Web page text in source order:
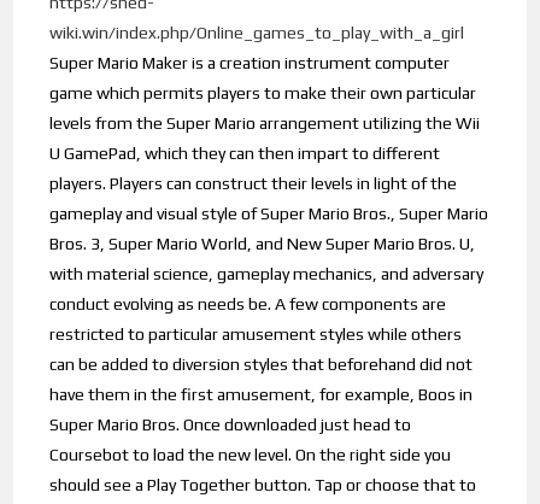
wiki.win/index.php/Online_games_to_play_with_a_girl
Super Mario Maker is a creation instrument computer
game which permits players to make their own particular
levels from the Super Mario arrangement utilizing the Wii
U GamePad, which they can then impart to different
players. Players can construct their levels in light of the
gameplay and visual style of Super Mario Bros., Super Mario
Bros. 3, Super Mario World, and New Super Mario Bros. U,
with material science, gameplay mechanics, and adversary
conduct evolving as needs be. A few components are
restricted to particular amusement styles while others
can be added to diversion styles that beforehand did not
have them in the first amusement, for example, Boos in
Super Mario Bros. Once downloaded just head to
Coursebot to load the new level. On the right side you
should see a Play Together button. Tap or choose that to